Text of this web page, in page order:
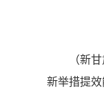
（新
新举措提